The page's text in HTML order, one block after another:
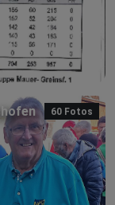
60 Fotos